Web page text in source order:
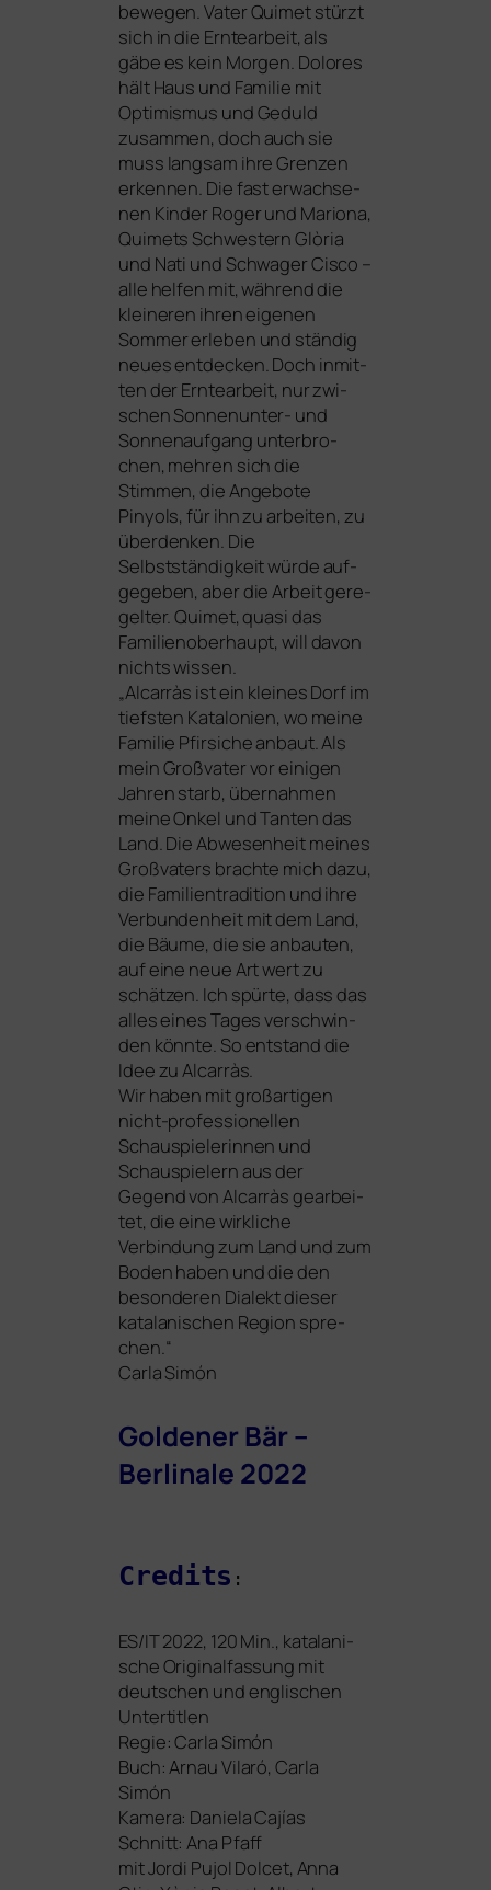
bewe­gen. Vater Quimet stürzt
sich in die Erntearbeit, als
gäbe es kein Morgen. Dolores
hält Haus und Familie mit
Optimismus und Geduld
zusam­men, doch auch sie
muss lang­sam ihre Grenzen
erken­nen. Die fast erwach­se­
nen Kinder Roger und Mariona,
Quimets Schwestern Glòria
und Nati und Schwager Cisco –
alle hel­fen mit, wäh­rend die
klei­ne­ren ihren eige­nen
Sommer erle­ben und stän­dig
neu­es ent­de­cken. Doch inmit­
ten der Erntearbeit, nur zwi­
schen Sonnenunter- und
Sonnenaufgang unter­bro­
chen, meh­ren sich die
Stimmen, die Angebote
Pinyols, für ihn zu arbei­ten, zu
über­den­ken. Die
Selbstständigkeit wür­de auf­
ge­ge­ben, aber die Arbeit gere­
gel­ter. Quimet, qua­si das
Familienoberhaupt, will davon
nichts wis­sen.
„Alcarràs ist ein klei­nes Dorf im
tiefs­ten Katalonien, wo mei­ne
Familie Pfirsiche anbaut. Als
mein Großvater vor eini­gen
Jahren starb, über­nah­men
mei­ne Onkel und Tanten das
Land. Die Abwesenheit mei­nes
Großvaters brach­te mich dazu,
die Familientradition und ihre
Verbundenheit mit dem Land,
die Bäume, die sie anbau­ten,
auf eine neue Art wert zu
schät­zen. Ich spür­te, dass das
alles eines Tages ver­schwin­
den könn­te. So ent­stand die
Idee zu Alcarràs.
Wir haben mit groß­ar­ti­gen
nicht-pro­fes­sio­nel­len
Schauspielerinnen und
Schauspielern aus der
Gegend von Alcarràs gear­bei­
tet, die eine wirk­li­che
Verbindung zum Land und zum
Boden haben und die den
beson­de­ren Dialekt die­ser
kata­la­ni­schen Region spre­
chen.“
Carla Simón
Goldener Bär –
Berlinale 2022
Credits :
ES/IT2022, 120 Min., kata­la­ni­
sche Originalfassung mit
deut­schen und eng­li­schen
Untertitlen
Regie: Carla Simón
Buch: Arnau Vilaró, Carla
Simón
Kamera: Daniela Cajías
Schnitt: Ana Pfaff
mit Jordi Pujol Dolcet, Anna